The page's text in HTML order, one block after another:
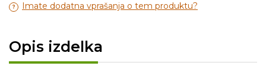
Imate dodatna vprašanja o tem produktu?
Opis izdelka